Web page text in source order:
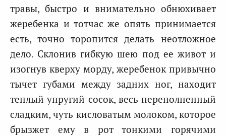
травы, быстро и внимательно обнюхивает
жеребенка и тотчас же опять принимается
есть, точно торопится делать неотложное
дело. Склонив гибкую шею под ее живот и
изогнув кверху морду, жеребенок привычно
тычет губами между задних ног, находит
теплый упругий сосок, весь переполненный
сладким, чуть кисловатым молоком, которое
брызжет ему в рот тонкими горячими